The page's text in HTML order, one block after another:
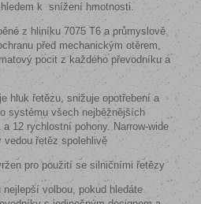
k snížení hmotnosti.
z hliníku 7075 T6 a průmyslově
před mechanickým otěrem,
pocit z každého převodníku a
hluk řetězu, snižuje opotřebení a
systému všech nejběžnějších
12 rychlostní pohony. Narrow-wide
řetěz spolehlivě
pro použití se silničními řetězy
volbou, pokud hledáte